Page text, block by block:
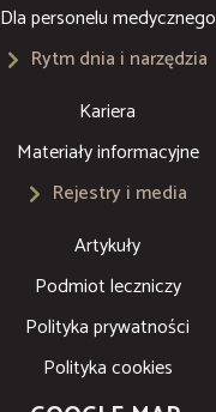
Dla personelu medycznego
Rytm dnia i narzędzia
Kariera
Materiały informacyjne
Rejestry i media
Artykuły
Podmiot leczniczy
Polityka prywatności
Polityka cookies